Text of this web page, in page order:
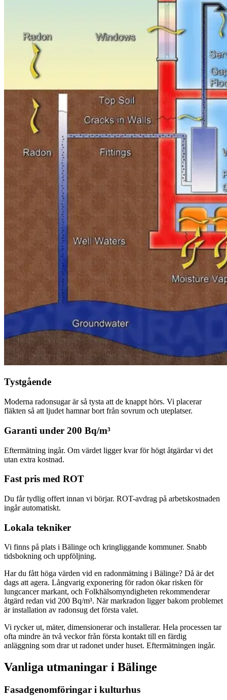
Tystgående
Moderna radonsugar är så tysta att de knappt hörs. Vi placerar
fläkten så att ljudet hamnar bort från sovrum och uteplatser.
Garanti under 200 Bq/m³
Eftermätning ingår. Om värdet ligger kvar för högt åtgärdar vi det
utan extra kostnad.
Fast pris med ROT
Du får tydlig offert innan vi börjar. ROT-avdrag på arbetskostnaden
ingår automatiskt.
Lokala tekniker
Vi finns på plats i Bälinge och kringliggande kommuner. Snabb
tidsbokning och uppföljning.
Har du fått höga värden vid en radonmätning i Bälinge? Då är det
dags att agera. Långvarig exponering för radon ökar risken för
lungcancer markant, och Folkhälsomyndigheten rekommenderar
åtgärd redan vid 200 Bq/m³. När markradon ligger bakom problemet
är installation av radonsug det första valet.
Vi rycker ut, mäter, dimensionerar och installerar. Hela processen tar
ofta mindre än två veckor från första kontakt till en färdig
anläggning som drar ut radonet under huset. Eftermätningen ingår.
Vanliga utmaningar i Bälinge
Fasadgenomföringar i kulturhus